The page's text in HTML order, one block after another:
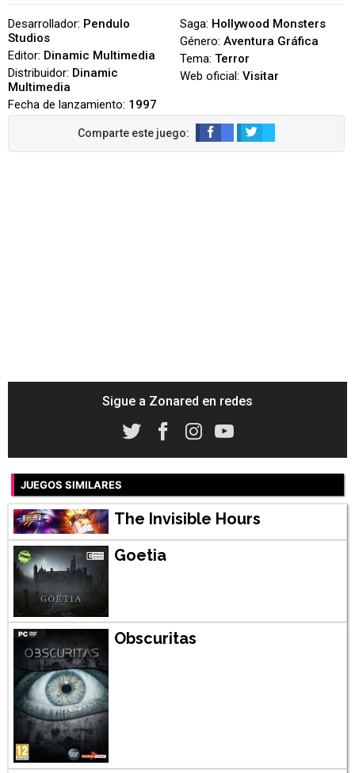
Desarrollador: Pendulo
Studios
Editor: Dinamic Multimedia
Distribuidor: Dinamic
Multimedia
Fecha de lanzamiento: 1997
Saga: Hollywood Monsters
Género: Aventura Gráfica
Tema: Terror
Web oficial: Visitar
Sigue a Zonared en redes
JUEGOS SIMILARES
The Invisible Hours
Goetia
Obscuritas